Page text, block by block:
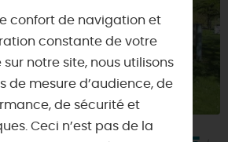
confort de navigation et
constante de votre
notre site, nous utilisons
de mesure d’audience, de
de sécurité et
Ceci n’est pas de la